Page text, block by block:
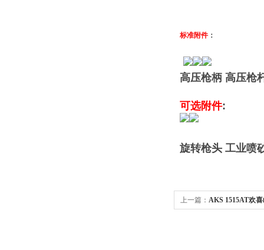
标准附件：
高压枪柄 高压枪
可选附件:
旋转枪头 工业喷
上一篇： AKS 1515AT欢